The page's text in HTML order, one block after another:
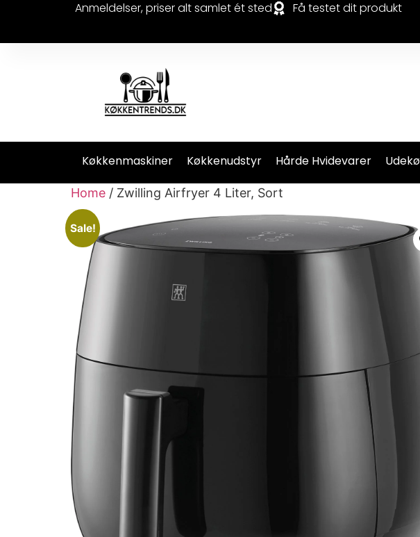
Anmeldelser, priser alt samlet ét sted Få testet dit produkt
Køkkenmaskiner Køkkenudstyr Hårde Hvidevarer
Home / Zwilling Airfryer 4 Liter, Sort
Sale!